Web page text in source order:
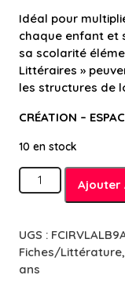
Idéal pour
chaque enfant et
sa scolarité
Littéraires »
les structures de
CRÉATION –
10 en stock
quantité
de
/
Albums
(62
Ajouter
UGS :
Fiches/Littérature,
ans